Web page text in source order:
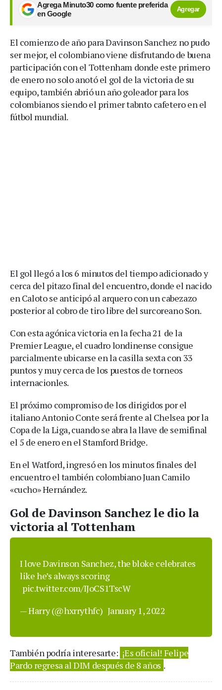
Agrega Minuto30 como fuente preferida
en Google
Agregar
El comienzo de año para Davinson Sanchez no pudo
ser mejor, el colombiano viene disfrutando de buena
participación con el Tottenham donde este primero
de enero no solo anotó el gol de la victoria de su
equipo, también abrió un año goleador para los
colombianos siendo el primer tabnto cafetero en el
fútbol mundial.
El gol llegó a los 6 minutos del tiempo adicionado y
cerca del pitazo final del encuentro, donde el nacido
en Caloto se anticipó al arquero con un cabezazo
posterior al cobro de tiro libre del surcoreano Son.
Con esta agónica victoria en la fecha 21 de la
Premier League, el cuadro londinense consigue
parcialmente ubicarse en la casilla sexta con 33
puntos y muy cerca de los puestos de torneos
internacionles.
El próximo compromiso de los dirigidos por el
italiano Antonio Conte será frente al Chelsea por la
Copa de la Liga, cuando se abra la llave de semifinal
el 5 de enero en el Stamford Bridge.
En el Watford, ingresó en los minutos finales del
encuentro el también colombiano Juan Camilo
«cucho» Hernández.
Gol de Davinson Sanchez le dio la
victoria al Tottenham
I love Davinson Sanchez, the bloke celebrates
like he’s always scoring
pic.twitter.com/IJoCS1TscW
— Harry (@hxrrythfc) January 1, 2022
También podría interesarte: ¡Es oficial! Felipe
Pardo regresa al DIM después de 8 años .